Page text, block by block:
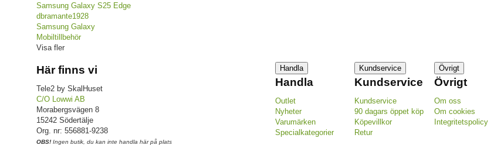
Samsung Galaxy S25 Edge
dbramante1928
Samsung Galaxy
Mobiltillbehör
Visa fler
Här finns vi
Tele2 by SkalHuset
C/O Lowwi AB
Morabergsvägen 8
15242 Södertälje
Org. nr: 556881-9238
OBS! Ingen butik, du kan inte handla här på plats
Handla
Handla
Outlet
Nyheter
Varumärken
Specialkategorier
Kundservice
Kundservice
Kundservice
90 dagars öppet köp
Köpevillkor
Retur
Övrigt
Övrigt
Om oss
Om cookies
Integritetspolicy